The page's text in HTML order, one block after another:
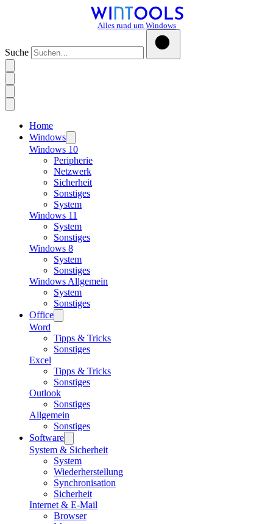
Alles rund um Windows
Suche
Home
Windows
Windows 10
Peripherie
Netzwerk
Sicherheit
Sonstiges
System
Windows 11
System
Sonstiges
Windows 8
System
Sonstiges
Windows Allgemein
System
Sonstiges
Office
Word
Tipps & Tricks
Sonstiges
Excel
Tipps & Tricks
Sonstiges
Outlook
Sonstiges
Allgemein
Sonstiges
Software
System & Sicherheit
System
Wiederherstellung
Synchronisation
Sicherheit
Internet & E-Mail
Browser